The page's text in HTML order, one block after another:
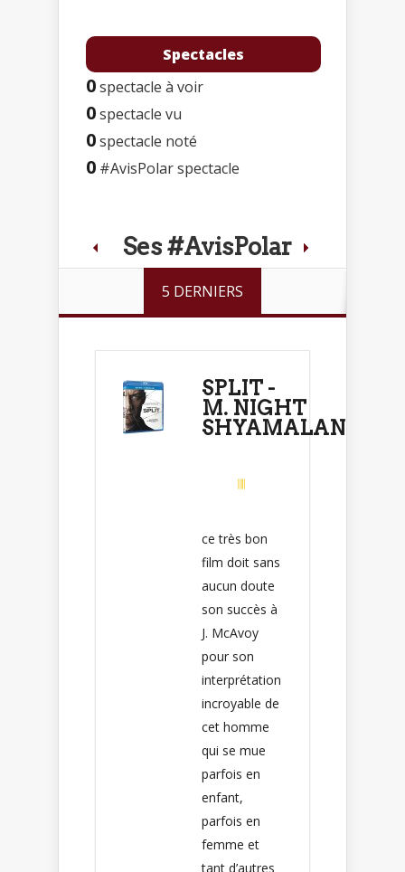
Spectacles
0spectacle à voir
0spectacle vu
0spectacle noté
0 #AvisPolar spectacle
Ses #AvisPolar
5 DERNIERS
SPLIT -
M. NIGHT
SHYAMALAN
ce très bon
film doit sans
aucun doute
son succès à
J. McAvoy
pour son
interprétation
incroyable de
cet homme
qui se mue
parfois en
enfant,
parfois en
femme et
tant d’autres